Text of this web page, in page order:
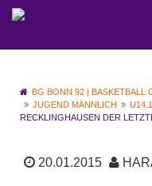
BG BONN 92 | BASKETBALL
JUGEND MÄNNLICH
RECKLINGHAUSEN DER
20.01.2015